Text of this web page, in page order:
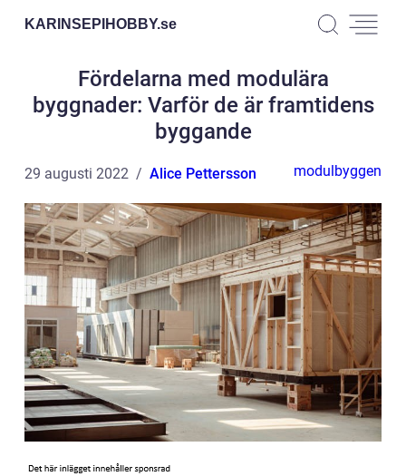
KARINSEPIHOBBY.se
Fördelarna med modulära
byggnader: Varför de är framtidens
byggande
29 augusti 2022 Alice Pettersson modulbyggen